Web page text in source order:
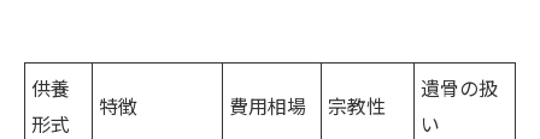
供養
形式
特徴 費用相場 宗教性
遺骨の扱
い